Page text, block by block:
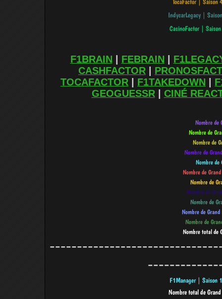
F1BRAIN FEBRAIN
CASHFACTOR
TOCAFACTOR
F1TAKEDOWN
GEOGUESSR| CINÉ